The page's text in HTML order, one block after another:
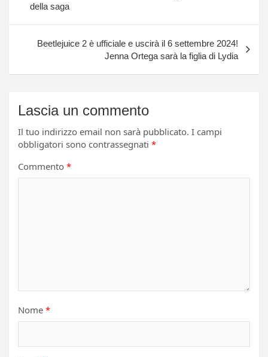
della saga
Beetlejuice 2 è ufficiale e uscirà il 6 settembre 2024!
Jenna Ortega sarà la figlia di Lydia
Lascia un commento
Il tuo indirizzo email non sarà pubblicato. I campi
obbligatori sono contrassegnati *
Commento *
Nome *